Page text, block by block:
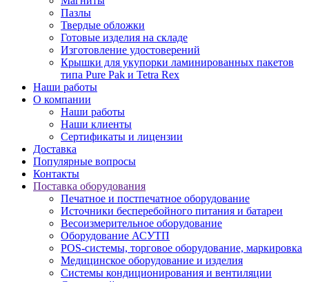
Пазлы
Твердые обложки
Готовые изделия на складе
Изготовление удостоверений
Крышки для укупорки ламинированных пакетов
типа Pure Pak и Tetra Rex
Наши работы
О компании
Наши работы
Наши клиенты
Сертификаты и лицензии
Доставка
Популярные вопросы
Контакты
Поставка оборудования
Печатное и постпечатное оборудование
Источники бесперебойного питания и батареи
Весоизмерительное оборудование
Оборудование АСУТП
POS-системы, торговое оборудование, маркировка
Медицинское оборудование и изделия
Системы кондиционирования и вентиляции